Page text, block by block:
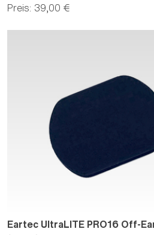
Preis: 39,00 €
Eartec UltraLITE PRO16 Off-